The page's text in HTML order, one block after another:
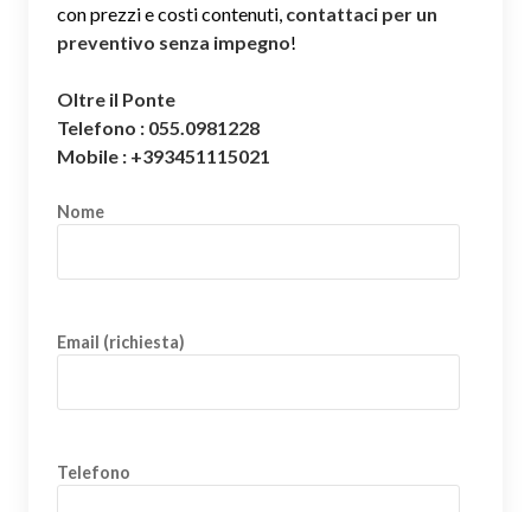
con prezzi e costi contenuti, contattaci per un
preventivo senza impegno!
Oltre il Ponte
Telefono : 055.0981228
Mobile : +393451115021
Nome
Email (richiesta)
Telefono